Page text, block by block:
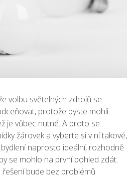
volbu světelných zdrojů se
protože byste mohli
je vůbec nutné. A proto se
žárovek a vyberte si v ní takové,
naprosto ideální, rozhodně
se mohlo na první pohled zdát.
řešení bude bez problémů